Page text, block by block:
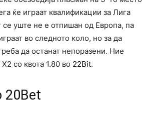
ќе играат квалификации за Лига
се уште не е отпишан од Европа, па
во следното коло, но за да
да останат непоразени. Ние
со квота 1.80 во 22Bit.
20Bet